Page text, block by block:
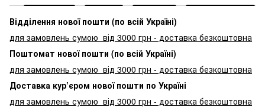
Відділення нової пошти (по всій Україні)
для замовлень сумою від 3000 грн - доставка безкоштовна
Поштомат нової пошти (по всій Україні)
для замовлень сумою від 3000 грн - доставка безкоштовна
Доставка кур’єром нової пошти по Україні
для замовлень сумою від 3000 грн - доставка безкоштовна